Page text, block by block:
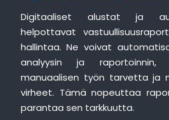
Digitaaliset alustat ja
helpottavat
hallintaa. Ne voivat
analyysin ja raportoinnin,
manuaalisen työn tarvetta ja
virheet. Tämä nopeuttaa
parantaa sen tarkkuutta.